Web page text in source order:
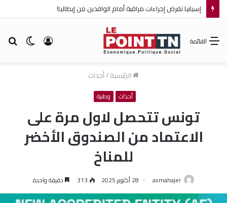
إسبانيا تفرض إجراءات مراقبة أمام الوافدين من إيطاليا!
الوضع تسجيل
القائمة
الرئيسية/أحداث
أحداث وطنية
تونس تتحصل لاول مرة على
الاعتماد من الصندوق الأخضر
للمناخ
asmahajer 28 أكتوبر 2025 313 دقيقة واحدة